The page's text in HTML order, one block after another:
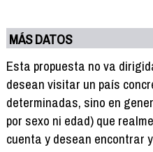
MÁS DATOS
Esta propuesta no va
desean visitar un país
determinadas, sino en
por sexo ni edad) que
cuenta y desean encontrar